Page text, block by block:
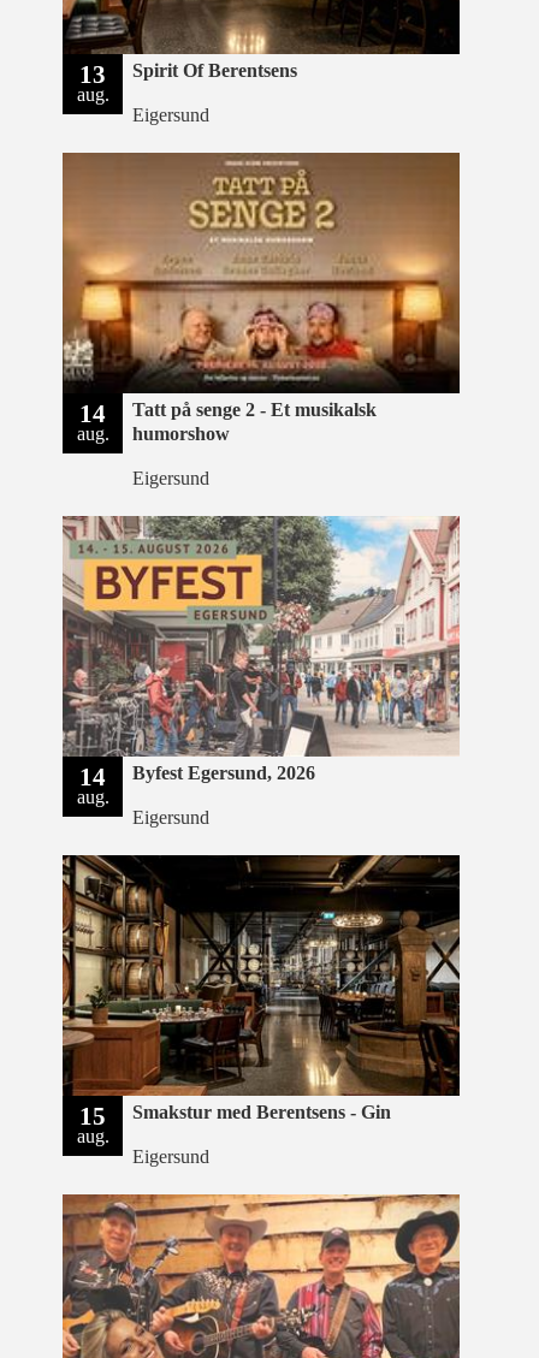
13
aug.
Spirit Of Berentsens
Eigersund
14
aug.
Tatt på senge 2 - Et musikalsk
humorshow
Eigersund
14
aug.
Byfest Egersund, 2026
Eigersund
15
aug.
Smakstur med Berentsens - Gin
Eigersund